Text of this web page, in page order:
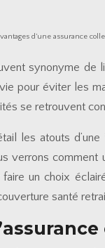
d’une assurance
synonyme
pour éviter les
se retrouvent
les atouts
verrons comment
un choix
santé